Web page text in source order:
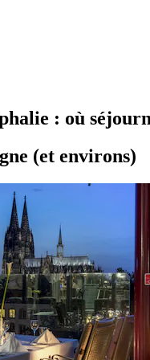
: où
(et environs)